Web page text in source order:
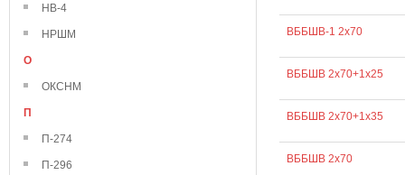
НВ-4
НРШМ
О
ОКСНМ
П
П-274
П-296
ВББШВ-1 2х70
ВББШВ 2х70+1х25
ВББШВ 2х70+1х35
ВББШВ 2х70